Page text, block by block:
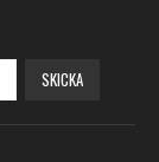
SKICKA